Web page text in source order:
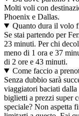
Molti voli con
Phoenix e Dallas.
Quanto dura il volo
Se stai partendo per
23 minuti. Per chi
meno di 1 ora e 37
di 2 ore e 43 minuti.
Come faccio a
Senza dubbio sarà
viaggiatori baciati dalla
biglietti a prezzi super
speciale? Non aspetta